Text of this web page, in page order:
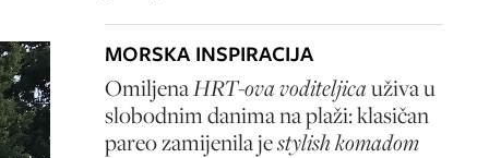
MORSKA INSPIRACIJA
OmiljenaHRT-ova voditeljicauživa u
slobodnim danima na plaži: klasičan
pareo zamijenila jestylish komadom